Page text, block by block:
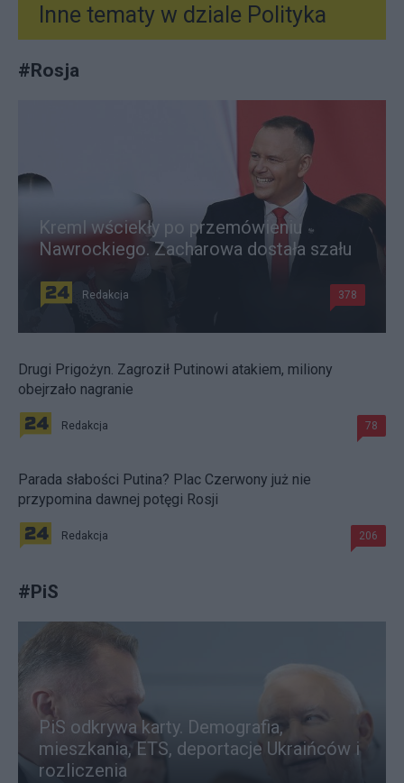
Inne tematy w dziale Polityka
#Rosja
Kreml wściekły po przemówieniu
Nawrockiego. Zacharowa dostała szału
Redakcja 378
Drugi Prigożyn. Zagroził Putinowi atakiem, miliony
obejrzało nagranie
Redakcja 78
Parada słabości Putina? Plac Czerwony już nie
przypomina dawnej potęgi Rosji
Redakcja 206
#PiS
PiS odkrywa karty. Demografia,
mieszkania, ETS, deportacje Ukraińców i
rozliczenia